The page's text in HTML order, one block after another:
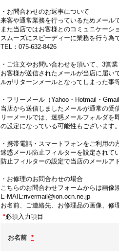
・お問合わせのお返事について
来客や通常業務を行っているためメール
また当店ではお客様とのコミュニケーシ
スムーズにスピーディーに業務を行う為
TEL：075-632-8426
・ご注文やお問い合わせを頂いて、3営
お客様が送信されたメールが当店に届い
ルがリターンメールとなってしまった事
・フリーメール（Yahoo・Hotmail・
当店から送信しましたメールが通常の受
リーメールでは、迷惑メールフォルダ
の設定になっている可能性もございます。
・携帯電話・スマートフォンをご利用の
迷惑メール防止フィルターを設定されて
防止フィルターの設定で当店のメールア
・お修理のお問合わせの場合
こちらのお問合わせフォームからは画像
E-MAIL:rivermail@ion.ocn.ne.jp
お名前、ご連絡先、お修理品の画像、修
*必須入力項目
お名前 *